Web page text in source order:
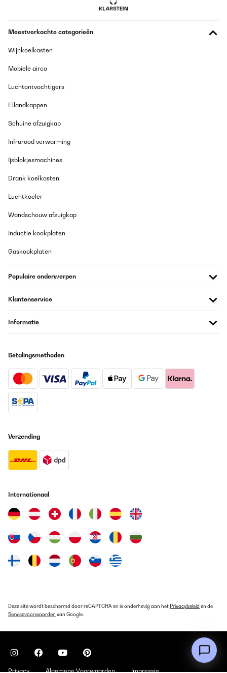
Meestverkochte categorieën
Wijnkoelkasten
Mobiele airco
Luchtontvochtigers
Eilandkappen
Schuine afzuigkap
Infrarood verwarming
Ijsblokjesmachines
Drank koelkasten
Luchtkoeler
Wandschouw afzuigkap
Inductie kookplaten
Gaskookplaten
Populaire onderwerpen
Klantenservice
Informatie
Betalingsmethoden
Verzending
Internationaal
Deze site wordt beschermd door reCAPTCHA en is onderhevig aan het Privacybeleid en de
Servicevoorwaarden van Google.
Privacy Algemene Voorwaarden Impressie